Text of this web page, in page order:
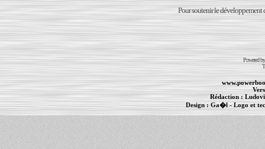
Pour soutenir le développement
Powered
Rédaction :
Design : Ga�l- Logo et